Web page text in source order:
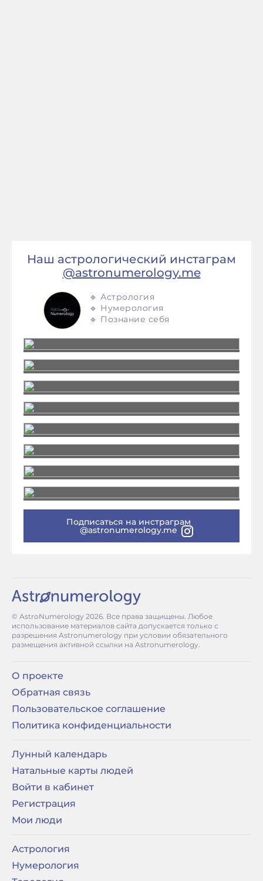
Наш астрологический инстаграм
@astronumerology.me
🔹 Астрология
🔹 Нумерология
🔹 Познание себя
Подписаться на инстраграм
@astronumerology.me
© AstroNumerology 2026. Все права защищены. Любое
использование материалов сайта допускается только с
разрешения Astronumerology при условии обязательного
размещения активной ссылки на Astronumerology.
О проекте
Обратная связь
Пользовательское соглашение
Политика конфиденциальности
Лунный календарь
Натальные карты людей
Войти в кабинет
Регистрация
Мои люди
Астрология
Нумерология